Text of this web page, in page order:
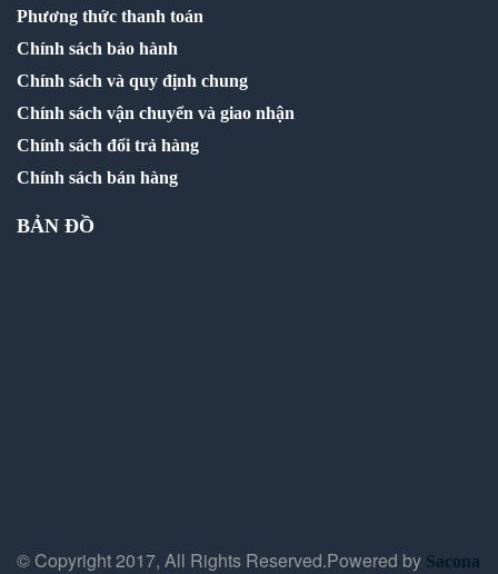
Phương thức thanh toán
Chính sách bảo hành
Chính sách và quy định chung
Chính sách vận chuyển và giao nhận
Chính sách đổi trả hàng
Chính sách bán hàng
BẢN ĐỒ
© Copyright 2017, All Rights Reserved.Powered by Sacona